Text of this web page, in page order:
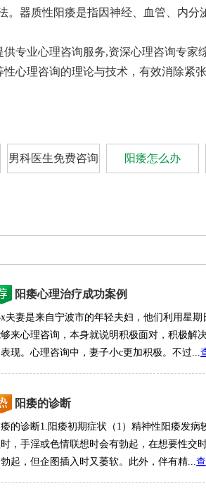
器质性阳痿是指因神经、血管、内
专业心理咨询服务,资深心理咨询专家
心理咨询的理论与技术，有效消除紧
男科医生免费咨询 阳痿怎么办
阳痿心理治疗成功案例
夫妻是来自宁波市的年轻夫妇，他们利用星
来心理咨询，本身就说明积极面对，积极解
现。心理咨询中，妻子小c更加积极。不过...
阳痿的诊断
痿的诊断1.阳痿初期症状（1）精神性阳痿发
，手淫或色情联想时会有勃起，在想要性交
起，但企图插入时又萎软。此外，伴有精...